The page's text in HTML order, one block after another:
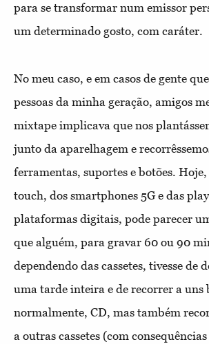
para se transformar num emissor
um determinado gosto, com caráter.
No meu caso, e em casos de gente
pessoas da minha geração, amigos
mixtape implicava que nos
junto da aparelhagem e
ferramentas, suportes e botões. Hoje,
touch, dos smartphones 5G e das
plataformas digitais, pode parecer
que alguém, para gravar 60 ou 90
dependendo das cassetes, tivesse de
uma tarde inteira e de recorrer a uns
normalmente, CD, mas também
a outras cassetes (com